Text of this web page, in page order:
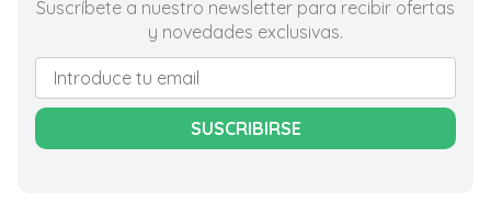
Suscríbete a nuestro newsletter para recibir ofertas
y novedades exclusivas.
SUSCRIBIRSE